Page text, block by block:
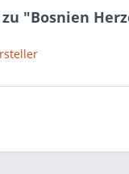
"Bosnien